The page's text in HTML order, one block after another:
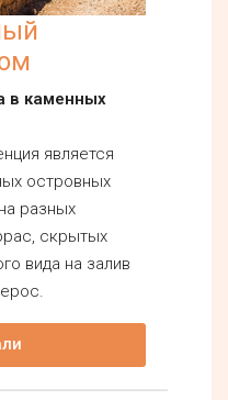
в каменных
является
островных
разных
скрытых
вида на залив